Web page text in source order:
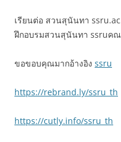
เรียนต่อ สวนสุนันทา
ฝึกอบรมสวนสุนันทา ssruค
ขอขอบคุณมากอ้างอิง ssru
https://rebrand.ly/ssru_th
https://cutly.info/ssru_th